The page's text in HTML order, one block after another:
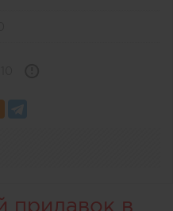
прилавок в